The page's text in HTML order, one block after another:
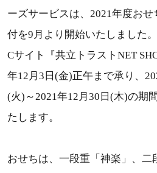
ーズサービスは、2021年度おせ
付を9月より開始いたしました
Cサイト『共立トラストNET
年12月3日(金)正午まで承り、
(火)～2021年12月30日(木)の期
たします。
おせちは、一段重「神楽」、二